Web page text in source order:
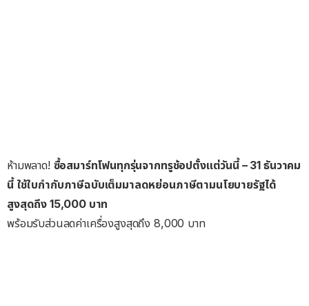
ห้ามพลาด! ซื้อสมาร์ทโฟนทุกรุ่นจากทรูช้อปตั้งแต่วันนี้ – 31 ธันวาคม
นี้ ใช้ใบกำกับภาษีฉบับเต็มมาลดหย่อนภาษีตามนโยบายรัฐได้
สูงสุดถึง 15,000 บาท
พร้อมรับส่วนลดค่าเครื่องสูงสุดถึง8,000 บาท